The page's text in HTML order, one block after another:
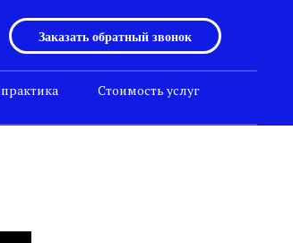
Заказать обратный звонок
Стоимость услуг